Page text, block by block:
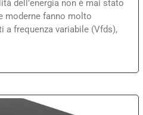
dell’energia non è mai stato
moderne fanno molto
a frequenza variabile (Vfds),